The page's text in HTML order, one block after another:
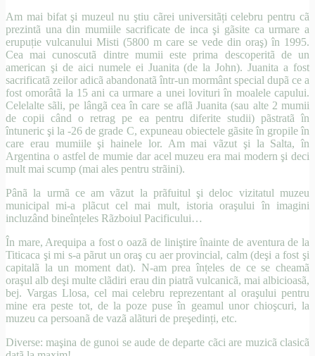
Am mai bifat şi muzeul nu ştiu cãrei universitãți celebru pentru cã
prezintã una din mumiile sacrificate de inca şi gãsite ca urmare a
erupuție vulcanului Misti (5800 m care se vede din oraş) în 1995.
Cea mai cunoscutã dintre mumii este prima descoperitã de un
american şi de aici numele ei Juanita (de la John). Juanita a fost
sacrificatã zeilor adicã abandonatã într-un mormânt special dupã ce a
fost omorâtã la 15 ani ca urmare a unei lovituri în moalele capului.
Celelalte sãli, pe lângã cea în care se aflã Juanita (sau alte 2 mumii
de copii când o retrag pe ea pentru diferite studii) pãstratã în
întuneric şi la -26 de grade C, expuneau obiectele gãsite în gropile în
care erau mumiile şi hainele lor. Am mai vãzut şi la Salta, în
Argentina o astfel de mumie dar acel muzeu era mai modern şi deci
mult mai scump (mai ales pentru strãini).
Pânã la urmã ce am vãzut la prãfuitul şi deloc vizitatul muzeu
municipal mi-a plãcut cel mai mult, istoria oraşului în imagini
incluzând bineînțeles Rãzboiul Pacificului…
În mare, Arequipa a fost o oazã de liniştire înainte de aventura de la
Titicaca şi mi s-a pãrut un oraş cu aer provincial, calm (deşi a fost şi
capitalã la un moment dat). N-am prea înțeles de ce se cheamã
oraşul alb deşi multe clãdiri erau din piatrã vulcanicã, mai albicioasã,
bej. Vargas Llosa, cel mai celebru reprezentant al oraşului pentru
mine era peste tot, de la poze puse în geamul unor chioşcuri, la
muzeu ca persoanã de vazã alãturi de preşedinți, etc.
Diverse: maşina de gunoi se aude de departe cãci are muzicã clasicã